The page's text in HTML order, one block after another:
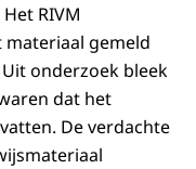
RIVM
materiaal gemeld
onderzoek bleek
dat het
De verdachte